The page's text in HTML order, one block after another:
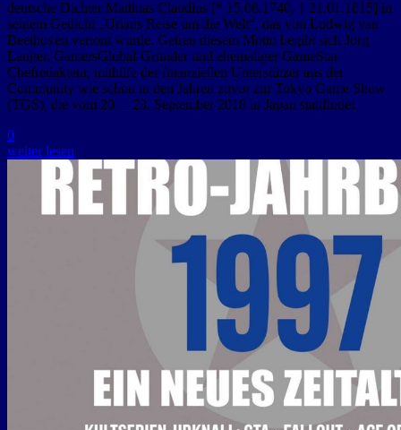
deutsche Dichter Matthias Claudius [* 15.08.1740, † 21.01.1815] in
seinem Gedicht „Urians Reise um die Welt“, das von Ludwig van
Beethoven vertont wurde. Getreu diesem Motto begibt sich Jörg
Langer, GamersGlobal-Gründer und ehemaliger GameStar-
Chefredakteur, mithilfe der finanziellen Unterstützer aus der
Community wie schon in den Jahren zuvor zur Tokyo Game Show
(TGS), die vom 20. – 23. September 2018 in Japan stattfindet.
0
weiter lesen